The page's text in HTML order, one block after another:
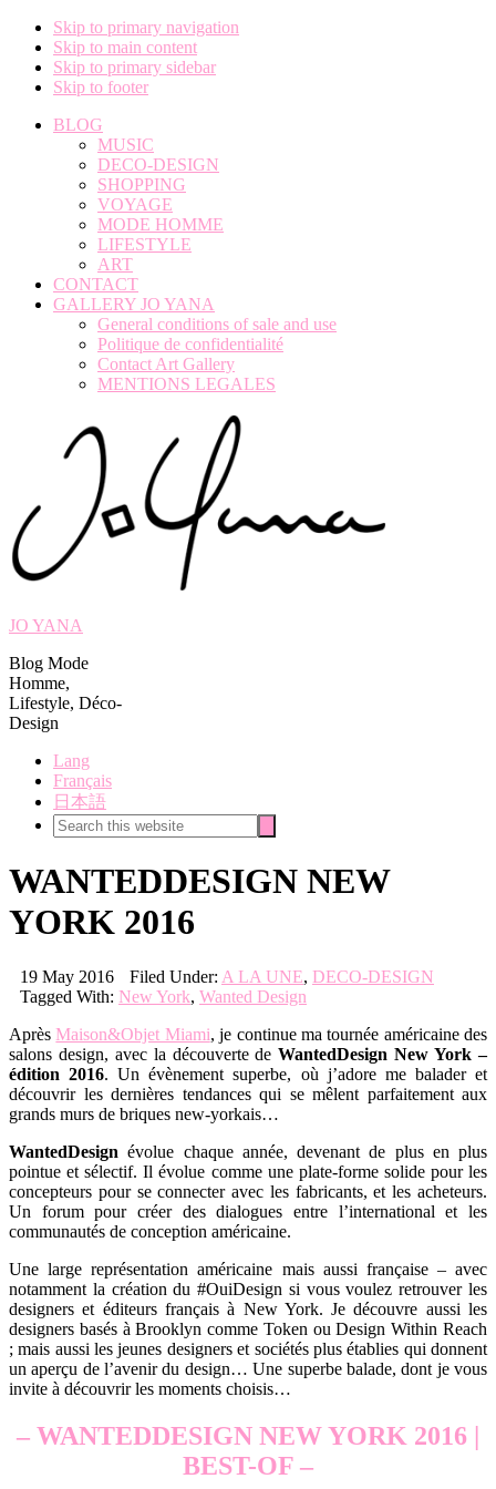
Skip to primary navigation
Skip to main content
Skip to primary sidebar
Skip to footer
BLOG
MUSIC
DECO-DESIGN
SHOPPING
VOYAGE
MODE HOMME
LIFESTYLE
ART
CONTACT
GALLERY JO YANA
General conditions of sale and use
Politique de confidentialité
Contact Art Gallery
MENTIONS LEGALES
JO YANA
Blog Mode
Homme,
Lifestyle, Déco-
Design
Lang
Français
日本語
Search
this
WANTEDDESIGN NEW
YORK 2016
19 May 2016 Filed Under: A LA UNE, DECO-DESIGN
Tagged With: New York, Wanted Design
AprèsMaison&Objet Miami, je continue ma tournée américaine des
salons design, avec la découverte deWantedDesign New York –
édition 2016. Un évènement superbe, où j’adore me balader et
découvrir les dernières tendances qui se mêlent parfaitement aux
grands murs de briques new-yorkais…
WantedDesign évolue chaque année, devenant de plus en plus
pointue et sélectif. Il évolue comme une plate-forme solide pour les
concepteurs pour se connecter avec les fabricants, et les acheteurs.
Un forum pour créer des dialogues entre l’international et les
communautés de conception américaine.
Une large représentation américaine mais aussi française – avec
notamment la création du #OuiDesign si vous voulez retrouver les
designers et éditeurs français à New York. Je découvre aussi les
designers basés à Brooklyn comme Token ou Design Within Reach
; mais aussi les jeunes designers et sociétés plus établies qui donnent
un aperçu de l’avenir du design… Une superbe balade, dont je vous
invite à découvrir les moments choisis…
– WANTEDDESIGN NEW YORK 2016 |
BEST-OF –